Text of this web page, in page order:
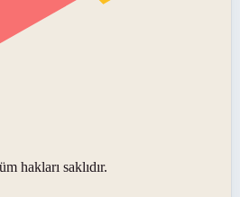
hakları saklıdır.